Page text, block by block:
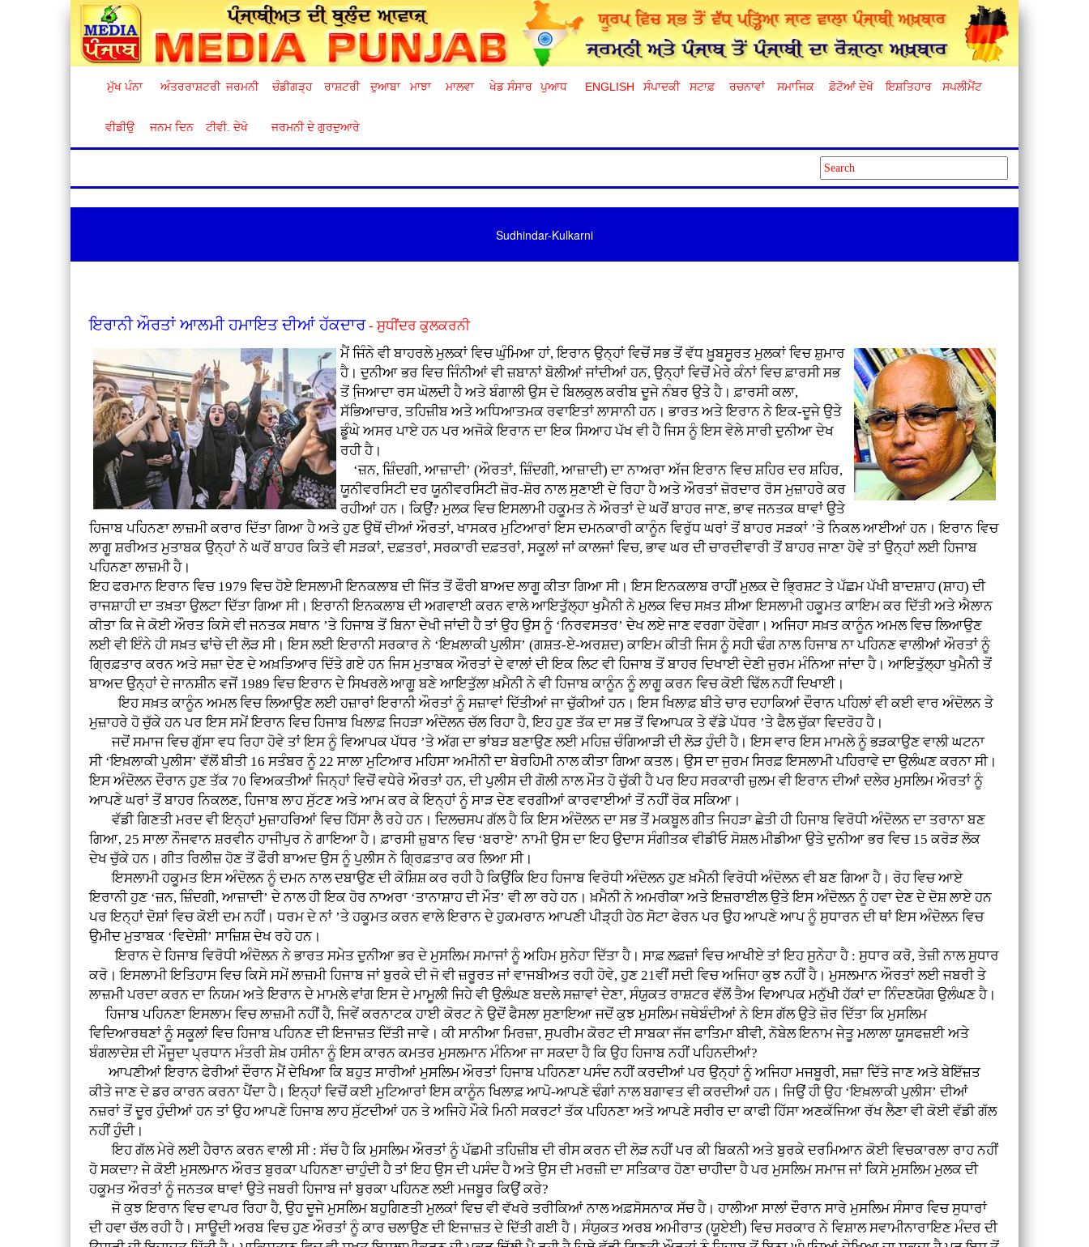
ਮੁੱਖ ਪੰਨਾ ਅੰਤਰਰਾਸ਼ਟਰੀ ਜਰਮਨੀ ਚੰਡੀਗੜ੍ਹ ਰਾਸ਼ਟਰੀ ਦੁਆਬਾ ਮਾਝਾ ਮਾਲਵਾ ਖੇਡ ਸੰਸਾਰ ਪੁਆਧ ENGLISH ਸੰਪਾਦਕੀ ਸਟਾਫ਼ ਰਚਨਾਵਾਂ ਸਮਾਜਿਕ ਫ਼ੋਟੋਆਂ ਦੇਖੋ ਇਸ਼ਤਿਹਾਰ ਸਪਲੀਮੈਂਟ
ਵੀਡੀਉ ਜਨਮ ਦਿਨ ਟੀਵੀ. ਦੇਖੋ ਜਰਮਨੀ ਦੇ ਗੁਰਦੁਆਰੇ
Sudhindar-Kulkarni
ਇਰਾਨੀ ਔਰਤਾਂ ਆਲਮੀ ਹਮਾਇਤ ਦੀਆਂ ਹੱਕਦਾਰ- ਸੁਧੀਂਦਰ ਕੁਲਕਰਨੀ
ਮੈਂ ਜਿੰਨੇ ਵੀ ਬਾਹਰਲੇ ਮੁਲਕਾਂ ਵਿਚ ਘੁੰਮਿਆ ਹਾਂ, ਇਰਾਨ ਉਨ੍ਹਾਂ ਵਿਚੋਂ ਸਭ ਤੋਂ ਵੱਧ ਖ਼ੂਬਸੂਰਤ ਮੁਲਕਾਂ ਵਿਚ ਸ਼ੁਮਾਰ
ਹੈ। ਦੁਨੀਆ ਭਰ ਵਿਚ ਜਿੰਨੀਆਂ ਵੀ ਜ਼ਬਾਨਾਂ ਬੋਲੀਆਂ ਜਾਂਦੀਆਂ ਹਨ, ਉਨ੍ਹਾਂ ਵਿਚੋਂ ਮੇਰੇ ਕੰਨਾਂ ਵਿਚ ਫ਼ਾਰਸੀ ਸਭ
ਤੋਂ ਜਿ਼ਆਦਾ ਰਸ ਘੋਲਦੀ ਹੈ ਅਤੇ ਬੰਗਾਲੀ ਉਸ ਦੇ ਬਿਲਕੁਲ ਕਰੀਬ ਦੂਜੇ ਨੰਬਰ ਉਤੇ ਹੈ। ਫ਼ਾਰਸੀ ਕਲਾ,
ਸੱਭਿਆਚਾਰ, ਤਹਿਜ਼ੀਬ ਅਤੇ ਅਧਿਆਤਮਕ ਰਵਾਇਤਾਂ ਲਾਸਾਨੀ ਹਨ। ਭਾਰਤ ਅਤੇ ਇਰਾਨ ਨੇ ਇਕ-ਦੂਜੇ ਉਤੇ
ਡੂੰਘੇ ਅਸਰ ਪਾਏ ਹਨ ਪਰ ਅਜੋਕੇ ਇਰਾਨ ਦਾ ਇਕ ਸਿਆਹ ਪੱਖ ਵੀ ਹੈ ਜਿਸ ਨੂੰ ਇਸ ਵੇਲੇ ਸਾਰੀ ਦੁਨੀਆ ਦੇਖ
ਰਹੀ ਹੈ।
‘ਜ਼ਨ, ਜ਼ਿੰਦਗੀ, ਆਜ਼ਾਦੀ’ (ਔਰਤਾਂ, ਜ਼ਿੰਦਗੀ, ਆਜ਼ਾਦੀ) ਦਾ ਨਾਅਰਾ ਅੱਜ ਇਰਾਨ ਵਿਚ ਸ਼ਹਿਰ ਦਰ ਸ਼ਹਿਰ,
ਯੂਨੀਵਰਸਿਟੀ ਦਰ ਯੂਨੀਵਰਸਿਟੀ ਜ਼ੋਰ-ਸ਼ੋਰ ਨਾਲ ਸੁਣਾਈ ਦੇ ਰਿਹਾ ਹੈ ਅਤੇ ਔਰਤਾਂ ਜ਼ੋਰਦਾਰ ਰੋਸ ਮੁਜ਼ਾਹਰੇ ਕਰ
ਰਹੀਆਂ ਹਨ। ਕਿਉਂ? ਮੁਲਕ ਵਿਚ ਇਸਲਾਮੀ ਹਕੂਮਤ ਨੇ ਔਰਤਾਂ ਦੇ ਘਰੋਂ ਬਾਹਰ ਜਾਣ, ਭਾਵ ਜਨਤਕ ਥਾਵਾਂ ਉਤੇ
ਹਿਜਾਬ ਪਹਿਨਣਾ ਲਾਜ਼ਮੀ ਕਰਾਰ ਦਿੱਤਾ ਗਿਆ ਹੈ ਅਤੇ ਹੁਣ ਉਥੋਂ ਦੀਆਂ ਔਰਤਾਂ, ਖਾਸਕਰ ਮੁਟਿਆਰਾਂ ਇਸ ਦਮਨਕਾਰੀ ਕਾਨੂੰਨ ਵਿਰੁੱਧ ਘਰਾਂ ਤੋਂ ਬਾਹਰ ਸੜਕਾਂ ’ਤੇ ਨਿਕਲ ਆਈਆਂ ਹਨ। ਇਰਾਨ ਵਿਚ
ਲਾਗੂ ਸ਼ਰੀਅਤ ਮੁਤਾਬਕ ਉਨ੍ਹਾਂ ਨੇ ਘਰੋਂ ਬਾਹਰ ਕਿਤੇ ਵੀ ਸੜਕਾਂ, ਦਫ਼ਤਰਾਂ, ਸਰਕਾਰੀ ਦਫ਼ਤਰਾਂ, ਸਕੂਲਾਂ ਜਾਂ ਕਾਲਜਾਂ ਵਿਚ, ਭਾਵ ਘਰ ਦੀ ਚਾਰਦੀਵਾਰੀ ਤੋਂ ਬਾਹਰ ਜਾਣਾ ਹੋਵੇ ਤਾਂ ਉਨ੍ਹਾਂ ਲਈ ਹਿਜਾਬ
ਪਹਿਨਣਾ ਲਾਜ਼ਮੀ ਹੈ।
ਇਹ ਫਰਮਾਨ ਇਰਾਨ ਵਿਚ 1979 ਵਿਚ ਹੋਏ ਇਸਲਾਮੀ ਇਨਕਲਾਬ ਦੀ ਜਿੱਤ ਤੋਂ ਫੌਰੀ ਬਾਅਦ ਲਾਗੂ ਕੀਤਾ ਗਿਆ ਸੀ। ਇਸ ਇਨਕਲਾਬ ਰਾਹੀਂ ਮੁਲਕ ਦੇ ਭ੍ਰਿਸ਼ਟ ਤੇ ਪੱਛਮ ਪੱਖੀ ਬਾਦਸ਼ਾਹ (ਸ਼ਾਹ) ਦੀ
ਰਾਜਸ਼ਾਹੀ ਦਾ ਤਖ਼ਤਾ ਉਲਟਾ ਦਿੱਤਾ ਗਿਆ ਸੀ। ਇਰਾਨੀ ਇਨਕਲਾਬ ਦੀ ਅਗਵਾਈ ਕਰਨ ਵਾਲੇ ਆਇਤੁੱਲ੍ਹਾ ਖੁਮੈਨੀ ਨੇ ਮੁਲਕ ਵਿਚ ਸਖ਼ਤ ਸ਼ੀਆ ਇਸਲਾਮੀ ਹਕੂਮਤ ਕਾਇਮ ਕਰ ਦਿੱਤੀ ਅਤੇ ਐਲਾਨ
ਕੀਤਾ ਕਿ ਜੇ ਕੋਈ ਔਰਤ ਕਿਸੇ ਵੀ ਜਨਤਕ ਸਥਾਨ ’ਤੇ ਹਿਜਾਬ ਤੋਂ ਬਿਨਾ ਦੇਖੀ ਜਾਂਦੀ ਹੈ ਤਾਂ ਉਹ ਉਸ ਨੂੰ ‘ਨਿਰਵਸਤਰ’ ਦੇਖ ਲਏ ਜਾਣ ਵਰਗਾ ਹੋਵੇਗਾ। ਅਜਿਹਾ ਸਖ਼ਤ ਕਾਨੂੰਨ ਅਮਲ ਵਿਚ ਲਿਆਉਣ
ਲਈ ਵੀ ਇੰਨੇ ਹੀ ਸਖ਼ਤ ਢਾਂਚੇ ਦੀ ਲੋੜ ਸੀ। ਇਸ ਲਈ ਇਰਾਨੀ ਸਰਕਾਰ ਨੇ ‘ਇਖ਼ਲਾਕੀ ਪੁਲੀਸ’ (ਗਸ਼ਤ-ਏ-ਅਰਸ਼ਦ) ਕਾਇਮ ਕੀਤੀ ਜਿਸ ਨੂੰ ਸਹੀ ਢੰਗ ਨਾਲ ਹਿਜਾਬ ਨਾ ਪਹਿਨਣ ਵਾਲੀਆਂ ਔਰਤਾਂ ਨੂੰ
ਗ੍ਰਿਫ਼ਤਾਰ ਕਰਨ ਅਤੇ ਸਜ਼ਾ ਦੇਣ ਦੇ ਅਖ਼ਤਿਆਰ ਦਿੱਤੇ ਗਏ ਹਨ ਜਿਸ ਮੁਤਾਬਕ ਔਰਤਾਂ ਦੇ ਵਾਲਾਂ ਦੀ ਇਕ ਲਿਟ ਵੀ ਹਿਜਾਬ ਤੋਂ ਬਾਹਰ ਦਿਖਾਈ ਦੇਣੀ ਜੁਰਮ ਮੰਨਿਆ ਜਾਂਦਾ ਹੈ। ਆਇਤੁੱਲ੍ਹਾ ਖੁਮੈਨੀ ਤੋਂ
ਬਾਅਦ ਉਨ੍ਹਾਂ ਦੇ ਜਾਨਸ਼ੀਨ ਵਜੋਂ 1989 ਵਿਚ ਇਰਾਨ ਦੇ ਸਿਖਰਲੇ ਆਗੂ ਬਣੇ ਆਇਤੁੱਲਾ ਖ਼ਮੈਨੀ ਨੇ ਵੀ ਹਿਜਾਬ ਕਾਨੂੰਨ ਨੂੰ ਲਾਗੂ ਕਰਨ ਵਿਚ ਕੋਈ ਢਿੱਲ ਨਹੀਂ ਦਿਖਾਈ।
ਇਹ ਸਖ਼ਤ ਕਾਨੂੰਨ ਅਮਲ ਵਿਚ ਲਿਆਉਣ ਲਈ ਹਜ਼ਾਰਾਂ ਇਰਾਨੀ ਔਰਤਾਂ ਨੂੰ ਸਜ਼ਾਵਾਂ ਦਿੱਤੀਆਂ ਜਾ ਚੁੱਕੀਆਂ ਹਨ। ਇਸ ਖਿਲਾਫ਼ ਬੀਤੇ ਚਾਰ ਦਹਾਕਿਆਂ ਦੌਰਾਨ ਪਹਿਲਾਂ ਵੀ ਕਈ ਵਾਰ ਅੰਦੋਲਨ ਤੇ
ਮੁਜ਼ਾਹਰੇ ਹੋ ਚੁੱਕੇ ਹਨ ਪਰ ਇਸ ਸਮੇਂ ਇਰਾਨ ਵਿਚ ਹਿਜਾਬ ਖਿਲਾਫ਼ ਜਿਹੜਾ ਅੰਦੋਲਨ ਚੱਲ ਰਿਹਾ ਹੈ, ਇਹ ਹੁਣ ਤੱਕ ਦਾ ਸਭ ਤੋਂ ਵਿਆਪਕ ਤੇ ਵੱਡੇ ਪੱਧਰ ’ਤੇ ਫੈਲ ਚੁੱਕਾ ਵਿਦਰੋਹ ਹੈ।
ਜਦੋਂ ਸਮਾਜ ਵਿਚ ਗੁੱਸਾ ਵਧ ਰਿਹਾ ਹੋਵੇ ਤਾਂ ਇਸ ਨੂੰ ਵਿਆਪਕ ਪੱਧਰ ’ਤੇ ਅੱਗ ਦਾ ਭਾਂਬੜ ਬਣਾਉਣ ਲਈ ਮਹਿਜ਼ ਚੰਗਿਆੜੀ ਦੀ ਲੋੜ ਹੁੰਦੀ ਹੈ। ਇਸ ਵਾਰ ਇਸ ਮਾਮਲੇ ਨੂੰ ਭੜਕਾਉਣ ਵਾਲੀ ਘਟਨਾ
ਸੀ ‘ਇਖ਼ਲਾਕੀ ਪੁਲੀਸ’ ਵੱਲੋਂ ਬੀਤੀ 16 ਸਤੰਬਰ ਨੂੰ 22 ਸਾਲਾ ਮੁਟਿਆਰ ਮਹਿਸਾ ਅਮੀਨੀ ਦਾ ਬੇਰਹਿਮੀ ਨਾਲ ਕੀਤਾ ਗਿਆ ਕਤਲ। ਉਸ ਦਾ ਜੁਰਮ ਸਿਰਫ਼ ਇਸਲਾਮੀ ਪਹਿਰਾਵੇ ਦਾ ਉਲੰਘਣ ਕਰਨਾ ਸੀ।
ਇਸ ਅੰਦੋਲਨ ਦੌਰਾਨ ਹੁਣ ਤੱਕ 70 ਵਿਅਕਤੀਆਂ ਜਿਨ੍ਹਾਂ ਵਿਚੋਂ ਵਧੇਰੇ ਔਰਤਾਂ ਹਨ, ਦੀ ਪੁਲੀਸ ਦੀ ਗੋਲੀ ਨਾਲ ਮੌਤ ਹੋ ਚੁੱਕੀ ਹੈ ਪਰ ਇਹ ਸਰਕਾਰੀ ਜ਼ੁਲਮ ਵੀ ਇਰਾਨ ਦੀਆਂ ਦਲੇਰ ਮੁਸਲਿਮ ਔਰਤਾਂ ਨੂੰ
ਆਪਣੇ ਘਰਾਂ ਤੋਂ ਬਾਹਰ ਨਿਕਲਣ, ਹਿਜਾਬ ਲਾਹ ਸੁੱਟਣ ਅਤੇ ਆਮ ਕਰ ਕੇ ਇਨ੍ਹਾਂ ਨੂੰ ਸਾੜ ਦੇਣ ਵਰਗੀਆਂ ਕਾਰਵਾਈਆਂ ਤੋਂ ਨਹੀਂ ਰੋਕ ਸਕਿਆ।
ਵੱਡੀ ਗਿਣਤੀ ਮਰਦ ਵੀ ਇਨ੍ਹਾਂ ਮੁਜ਼ਾਹਰਿਆਂ ਵਿਚ ਹਿੱਸਾ ਲੈ ਰਹੇ ਹਨ। ਦਿਲਚਸਪ ਗੱਲ ਹੈ ਕਿ ਇਸ ਅੰਦੋਲਨ ਦਾ ਸਭ ਤੋਂ ਮਕਬੂਲ ਗੀਤ ਜਿਹੜਾ ਛੇਤੀ ਹੀ ਹਿਜਾਬ ਵਿਰੋਧੀ ਅੰਦੋਲਨ ਦਾ ਤਰਾਨਾ ਬਣ
ਗਿਆ, 25 ਸਾਲਾ ਨੌਜਵਾਨ ਸ਼ਰਵੀਨ ਹਾਜੀਪੁਰ ਨੇ ਗਾਇਆ ਹੈ। ਫ਼ਾਰਸੀ ਜ਼ੁਬਾਨ ਵਿਚ ‘ਬਰਾਏ’ ਨਾਮੀ ਉਸ ਦਾ ਇਹ ਉਦਾਸ ਸੰਗੀਤਕ ਵੀਡੀਓ ਸੋਸ਼ਲ ਮੀਡੀਆ ਉਤੇ ਦੁਨੀਆ ਭਰ ਵਿਚ 15 ਕਰੋੜ ਲੋਕ
ਦੇਖ ਚੁੱਕੇ ਹਨ। ਗੀਤ ਰਿਲੀਜ਼ ਹੋਣ ਤੋਂ ਫੌਰੀ ਬਾਅਦ ਉਸ ਨੂੰ ਪੁਲੀਸ ਨੇ ਗ੍ਰਿਫ਼ਤਾਰ ਕਰ ਲਿਆ ਸੀ।
ਇਸਲਾਮੀ ਹਕੂਮਤ ਇਸ ਅੰਦੋਲਨ ਨੂੰ ਦਮਨ ਨਾਲ ਦਬਾਉਣ ਦੀ ਕੋਸ਼ਿਸ਼ ਕਰ ਰਹੀ ਹੈ ਕਿਉਂਕਿ ਇਹ ਹਿਜਾਬ ਵਿਰੋਧੀ ਅੰਦੋਲਨ ਹੁਣ ਖ਼ਮੈਨੀ ਵਿਰੋਧੀ ਅੰਦੋਲਨ ਵੀ ਬਣ ਗਿਆ ਹੈ। ਰੋਹ ਵਿਚ ਆਏ
ਇਰਾਨੀ ਹੁਣ ‘ਜ਼ਨ, ਜ਼ਿੰਦਗੀ, ਆਜ਼ਾਦੀ’ ਦੇ ਨਾਲ ਹੀ ਇਕ ਹੋਰ ਨਾਅਰਾ ‘ਤਾਨਾਸ਼ਾਹ ਦੀ ਮੌਤ’ ਵੀ ਲਾ ਰਹੇ ਹਨ। ਖ਼ਮੈਨੀ ਨੇ ਅਮਰੀਕਾ ਅਤੇ ਇਜ਼ਰਾਈਲ ਉਤੇ ਇਸ ਅੰਦੋਲਨ ਨੂੰ ਹਵਾ ਦੇਣ ਦੇ ਦੋਸ਼ ਲਾਏ ਹਨ
ਪਰ ਇਨ੍ਹਾਂ ਦੋਸ਼ਾਂ ਵਿਚ ਕੋਈ ਦਮ ਨਹੀਂ। ਧਰਮ ਦੇ ਨਾਂ ’ਤੇ ਹਕੂਮਤ ਕਰਨ ਵਾਲੇ ਇਰਾਨ ਦੇ ਹੁਕਮਰਾਨ ਆਪਣੀ ਪੀੜ੍ਹੀ ਹੇਠ ਸੋਟਾ ਫੇਰਨ ਪਰ ਉਹ ਆਪਣੇ ਆਪ ਨੂੰ ਸੁਧਾਰਨ ਦੀ ਥਾਂ ਇਸ ਅੰਦੋਲਨ ਵਿਚ
ਉਮੀਦ ਮੁਤਾਬਕ ‘ਵਿਦੇਸ਼ੀ’ ਸਾਜ਼ਿਸ਼ ਦੇਖ ਰਹੇ ਹਨ।
ਇਰਾਨ ਦੇ ਹਿਜਾਬ ਵਿਰੋਧੀ ਅੰਦੋਲਨ ਨੇ ਭਾਰਤ ਸਮੇਤ ਦੁਨੀਆ ਭਰ ਦੇ ਮੁਸਲਿਮ ਸਮਾਜਾਂ ਨੂੰ ਅਹਿਮ ਸੁਨੇਹਾ ਦਿੱਤਾ ਹੈ। ਸਾਫ਼ ਲਫ਼ਜ਼ਾਂ ਵਿਚ ਆਖੀਏ ਤਾਂ ਇਹ ਸੁਨੇਹਾ ਹੈ : ਸੁਧਾਰ ਕਰੋ, ਤੇਜ਼ੀ ਨਾਲ ਸੁਧਾਰ
ਕਰੋ। ਇਸਲਾਮੀ ਇਤਿਹਾਸ ਵਿਚ ਕਿਸੇ ਸਮੇਂ ਲਾਜ਼ਮੀ ਹਿਜਾਬ ਜਾਂ ਬੁਰਕੇ ਦੀ ਜੋ ਵੀ ਜ਼ਰੂਰਤ ਜਾਂ ਵਾਜਬੀਅਤ ਰਹੀ ਹੋਵੇ, ਹੁਣ 21ਵੀਂ ਸਦੀ ਵਿਚ ਅਜਿਹਾ ਕੁਝ ਨਹੀਂ ਹੈ। ਮੁਸਲਮਾਨ ਔਰਤਾਂ ਲਈ ਜਬਰੀ ਤੇ
ਲਾਜ਼ਮੀ ਪਰਦਾ ਕਰਨ ਦਾ ਨਿਯਮ ਅਤੇ ਇਰਾਨ ਦੇ ਮਾਮਲੇ ਵਾਂਗ ਇਸ ਦੇ ਮਾਮੂਲੀ ਜਿਹੇ ਵੀ ਉਲੰਘਣ ਬਦਲੇ ਸਜ਼ਾਵਾਂ ਦੇਣਾ, ਸੰਯੁਕਤ ਰਾਸ਼ਟਰ ਵੱਲੋਂ ਤੈਅ ਵਿਆਪਕ ਮਨੁੱਖੀ ਹੱਕਾਂ ਦਾ ਨਿੰਦਣਯੋਗ ਉਲੰਘਣ ਹੈ।
ਹਿਜਾਬ ਪਹਿਨਣਾ ਇਸਲਾਮ ਵਿਚ ਲਾਜ਼ਮੀ ਨਹੀਂ ਹੈ, ਜਿਵੇਂ ਕਰਨਾਟਕ ਹਾਈ ਕੋਰਟ ਨੇ ਉਦੋਂ ਫੈਸਲਾ ਸੁਣਾਇਆ ਜਦੋਂ ਕੁਝ ਮੁਸਲਿਮ ਜਥੇਬੰਦੀਆਂ ਨੇ ਇਸ ਗੱਲ ਉਤੇ ਜ਼ੋਰ ਦਿੱਤਾ ਕਿ ਮੁਸਲਿਮ
ਵਿਦਿਆਰਥਣਾਂ ਨੂੰ ਸਕੂਲਾਂ ਵਿਚ ਹਿਜਾਬ ਪਹਿਨਣ ਦੀ ਇਜਾਜ਼ਤ ਦਿੱਤੀ ਜਾਵੇ। ਕੀ ਸਾਨੀਆ ਮਿਰਜ਼ਾ, ਸੁਪਰੀਮ ਕੋਰਟ ਦੀ ਸਾਬਕਾ ਜੱਜ ਫਾਤਿਮਾ ਬੀਵੀ, ਨੋਬੇਲ ਇਨਾਮ ਜੇਤੂ ਮਲਾਲਾ ਯੂਸਫਜ਼ਈ ਅਤੇ
ਬੰਗਲਾਦੇਸ਼ ਦੀ ਮੌਜੂਦਾ ਪ੍ਰਧਾਨ ਮੰਤਰੀ ਸ਼ੇਖ਼ ਹਸੀਨਾ ਨੂੰ ਇਸ ਕਾਰਨ ਕਮਤਰ ਮੁਸਲਮਾਨ ਮੰਨਿਆ ਜਾ ਸਕਦਾ ਹੈ ਕਿ ਉਹ ਹਿਜਾਬ ਨਹੀਂ ਪਹਿਨਦੀਆਂ?
ਆਪਣੀਆਂ ਇਰਾਨ ਫੇਰੀਆਂ ਦੌਰਾਨ ਮੈਂ ਦੇਖਿਆ ਕਿ ਬਹੁਤ ਸਾਰੀਆਂ ਮੁਸਲਿਮ ਔਰਤਾਂ ਹਿਜਾਬ ਪਹਿਨਣਾ ਪਸੰਦ ਨਹੀਂ ਕਰਦੀਆਂ ਪਰ ਉਨ੍ਹਾਂ ਨੂੰ ਅਜਿਹਾ ਮਜਬੂਰੀ, ਸਜ਼ਾ ਦਿੱਤੇ ਜਾਣ ਅਤੇ ਬੇਇੱਜ਼ਤ
ਕੀਤੇ ਜਾਣ ਦੇ ਡਰ ਕਾਰਨ ਕਰਨਾ ਪੈਂਦਾ ਹੈ। ਇਨ੍ਹਾਂ ਵਿਚੋਂ ਕਈ ਮੁਟਿਆਰਾਂ ਇਸ ਕਾਨੂੰਨ ਖਿਲਾਫ਼ ਆਪੋ-ਆਪਣੇ ਢੰਗਾਂ ਨਾਲ ਬਗਾਵਤ ਵੀ ਕਰਦੀਆਂ ਹਨ। ਜਿਉਂ ਹੀ ਉਹ ‘ਇਖ਼ਲਾਕੀ ਪੁਲੀਸ’ ਦੀਆਂ
ਨਜ਼ਰਾਂ ਤੋਂ ਦੂਰ ਹੁੰਦੀਆਂ ਹਨ ਤਾਂ ਉਹ ਆਪਣੇ ਹਿਜਾਬ ਲਾਹ ਸੁੱਟਦੀਆਂ ਹਨ ਤੇ ਅਜਿਹੇ ਮੌਕੇ ਮਿਨੀ ਸਕਰਟਾਂ ਤੱਕ ਪਹਿਨਣਾ ਅਤੇ ਆਪਣੇ ਸਰੀਰ ਦਾ ਕਾਫੀ ਹਿੱਸਾ ਅਣਕੱਜਿਆ ਰੱਖ ਲੈਣਾ ਵੀ ਕੋਈ ਵੱਡੀ ਗੱਲ
ਨਹੀਂ ਹੁੰਦੀ।
ਇਹ ਗੱਲ ਮੇਰੇ ਲਈ ਹੈਰਾਨ ਕਰਨ ਵਾਲੀ ਸੀ : ਸੱਚ ਹੈ ਕਿ ਮੁਸਲਿਮ ਔਰਤਾਂ ਨੂੰ ਪੱਛਮੀ ਤਹਿਜ਼ੀਬ ਦੀ ਰੀਸ ਕਰਨ ਦੀ ਲੋੜ ਨਹੀਂ ਪਰ ਕੀ ਬਿਕਨੀ ਅਤੇ ਬੁਰਕੇ ਦਰਮਿਆਨ ਕੋਈ ਵਿਚਕਾਰਲਾ ਰਾਹ ਨਹੀਂ
ਹੋ ਸਕਦਾ? ਜੇ ਕੋਈ ਮੁਸਲਮਾਨ ਔਰਤ ਬੁਰਕਾ ਪਹਿਨਣਾ ਚਾਹੁੰਦੀ ਹੈ ਤਾਂ ਇਹ ਉਸ ਦੀ ਪਸੰਦ ਹੈ ਅਤੇ ਉਸ ਦੀ ਮਰਜ਼ੀ ਦਾ ਸਤਿਕਾਰ ਹੋਣਾ ਚਾਹੀਦਾ ਹੈ ਪਰ ਮੁਸਲਿਮ ਸਮਾਜ ਜਾਂ ਕਿਸੇ ਮੁਸਲਿਮ ਮੁਲਕ ਦੀ
ਹਕੂਮਤ ਔਰਤਾਂ ਨੂੰ ਜਨਤਕ ਥਾਵਾਂ ਉਤੇ ਜਬਰੀ ਹਿਜਾਬ ਜਾਂ ਬੁਰਕਾ ਪਹਿਨਣ ਲਈ ਮਜਬੂਰ ਕਿਉਂ ਕਰੇ?
ਜੋ ਕੁਝ ਇਰਾਨ ਵਿਚ ਵਾਪਰ ਰਿਹਾ ਹੈ, ਉਹ ਦੂਜੇ ਮੁਸਲਿਮ ਬਹੁਗਿਣਤੀ ਮੁਲਕਾਂ ਵਿਚ ਵੀ ਵੱਖਰੇ ਤਰੀਕਿਆਂ ਨਾਲ ਅਫ਼ਸੋਸਨਾਕ ਸੱਚ ਹੈ। ਹਾਲੀਆ ਸਾਲਾਂ ਦੌਰਾਨ ਸਾਰੇ ਮੁਸਲਿਮ ਸੰਸਾਰ ਵਿਚ ਸੁਧਾਰਾਂ
ਦੀ ਹਵਾ ਚੱਲ ਰਹੀ ਹੈ। ਸਾਊਦੀ ਅਰਬ ਵਿਚ ਹੁਣ ਔਰਤਾਂ ਨੂੰ ਕਾਰ ਚਲਾਉਣ ਦੀ ਇਜਾਜ਼ਤ ਦੇ ਦਿੱਤੀ ਗਈ ਹੈ। ਸੰਯੁਕਤ ਅਰਬ ਅਮੀਰਾਤ (ਯੂਏਈ) ਵਿਚ ਸਰਕਾਰ ਨੇ ਵਿਸ਼ਾਲ ਸਵਾਮੀਨਾਰਾਇਣ ਮੰਦਰ ਦੀ